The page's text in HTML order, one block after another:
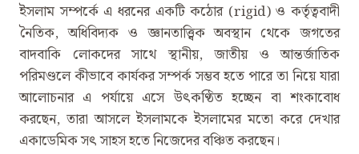
ইসলাম সম্পর্কে এ ধরনের একটি কঠোর (rigid) ও কর্তৃত্ববাদী
নৈতিক, অধিবিদ্যক ও জ্ঞানতাত্ত্বিক অবস্থান থেকে জগতের
বাদবাকি লোকদের সাথে স্থানীয়, জাতীয় ও আন্তর্জাতিক
পরিমণ্ডলে কীভাবে কার্যকর সম্পর্ক সম্ভব হতে পারে তা নিয়ে যারা
আলোচনার এ পর্যায়ে এসে উৎকণ্ঠিত হচ্ছেন বা শংকাবোধ
করছেন, তারা আসলে ইসলামকে ইসলামের মতো করে দেখার
একাডেমিক সৎ সাহস হতে নিজেদের বঞ্চিত করছেন।